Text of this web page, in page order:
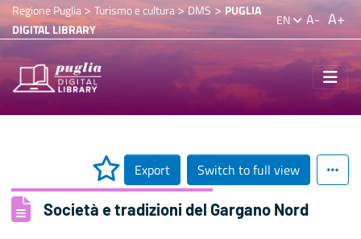
Regione Puglia> Turismo e cultura>DMS > PUGLIA
DIGITAL LIBRARY
EN A- A+
Export Switch to full view
Società e tradizioni del Gargano Nord